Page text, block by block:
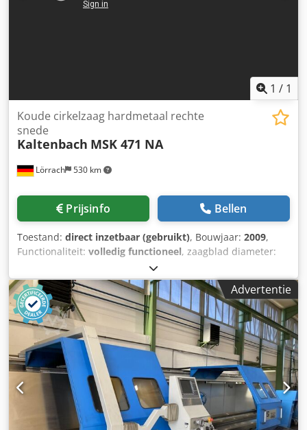
mm Crjdpfx Aewrzkzsagof Gereedschapsschacht: SK50
accessoires en beschrijving van de machine zijn niet
bindend.
1 / 1
Lörrach 530 km
Koude cirkelzaag hardmetaal rechte
snede
Kaltenbach MSK 471 NA
Prijsinfo Bellen
Toestand: direct inzetbaar (gebruikt), Bouwjaar: 2009,
Functionaliteit: volledig functioneel, zaagblad diameter:
, Zaagcapaciteit rond staal bij 90°:
werkhoogte:1.030 mm, Automatische rechte cirkelzaag
MSK 471 NA voor HSS en hardmetalen zaagbladen
Snijbereik rond tot 150 mm, vierkant tot 140 mm Geschikt
voor bijna alle profielvormen en massief materiaal
Automatisch afkorten door middel van afkortgrijper
Crsdpfjubbw Aox Aagof Machine getest bij KALTENBACH,
slijtageonderdelen vervangen
Advertentie